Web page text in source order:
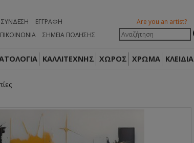
ΣΎΝΔΕΣΗ
ΕΓΓΡΑΦΉ
ΣΗΜΕΙΑ ΠΩΛΗΣΗΣ
Are you an artist?
ΚΑΛΛΙΤΕΧΝΗΣ ΧΩΡΟΣ ΧΡΩΜΑ ΚΛΕΙΔΙΑ